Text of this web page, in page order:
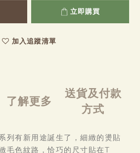
立即購買
加入追蹤清單
了解更多
送貨及付款
方式
列有新用途誕生了，細緻的燙貼
毛色紋路，恰巧的尺寸貼在T